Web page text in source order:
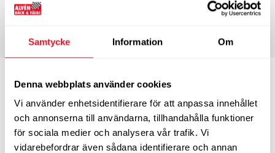
Samtycke Information Om
Denna webbplats använder cookies
Vi använder enhetsidentifierare för att anpassa innehållet
och annonserna till användarna, tillhandahålla funktioner
för sociala medier och analysera vår trafik. Vi
vidarebefordrar även sådana identifierare och annan
3-4 dagars leveranstid
1 180
Tum 17” Bel.index
Hast.index T
3-4 dagars leveranstid
KÖP
1 295kr/st